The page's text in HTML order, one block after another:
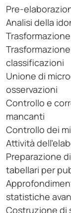
Pre-
Analisi della
classificazioni
Unione di
osservazioni
Controllo e
mancanti
Controllo dei
Attività
Preparazione
tabellari per
statistiche
Costruzione di